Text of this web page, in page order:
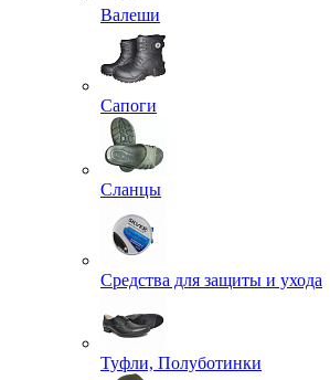
Валеши
Сапоги
Сланцы
Средства для защиты и ухода
Туфли, Полуботинки